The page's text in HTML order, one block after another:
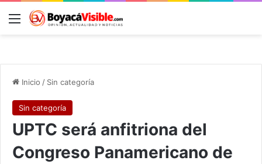
Menú
Inicio / Sin categoría
Sin categoría
UPTC será anfitriona del
Congreso Panamericano de